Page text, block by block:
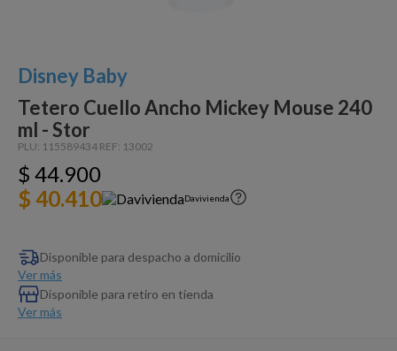
Disney Baby
Tetero Cuello Ancho Mickey Mouse 240
ml - Stor
PLU: 115589434 REF: 13002
$ 44.900
$ 40.410
Davivienda
Disponible para despacho a domicilio
Ver más
Disponible para retiro en tienda
Ver más